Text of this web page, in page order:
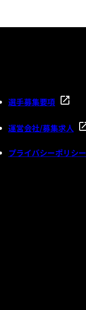
選手募集要項
運営会社/募集求人
プライバシーポリシー